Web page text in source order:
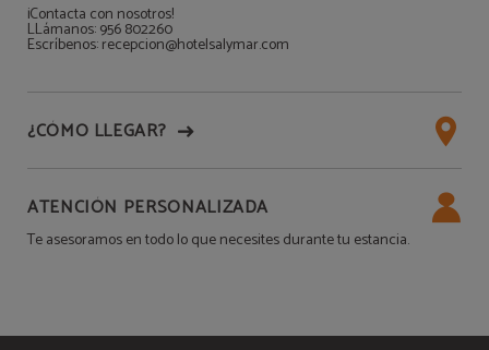
¡Contacta con nosotros!
LLámanos: 956 802260
Escríbenos: recepcion@hotelsalymar.com
¿CÓMO LLEGAR?
ATENCIÓN PERSONALIZADA
Te asesoramos en todo lo que necesites durante tu estancia.